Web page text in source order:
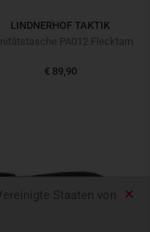
Staaten von
LINDNERHOF TAKTIK
PA012 Flecktarn
€ 89,90